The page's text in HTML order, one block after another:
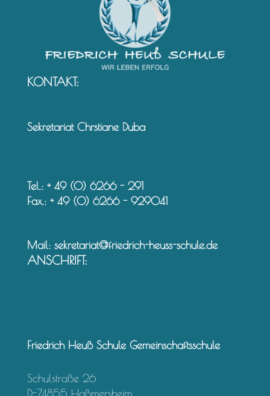
KONTAKT:
Sekretariat Chrstiane Duba
Tel.: + 49 (0) 6266 - 291
Fax.: + 49 (0) 6266 - 929041
Mail: sekretariat@friedrich-heuss-schule.de
ANSCHRIFT:
Friedrich Heuß Schule Gemeinschaftsschule
Schulstraße 26
D-74855 Haßmersheim